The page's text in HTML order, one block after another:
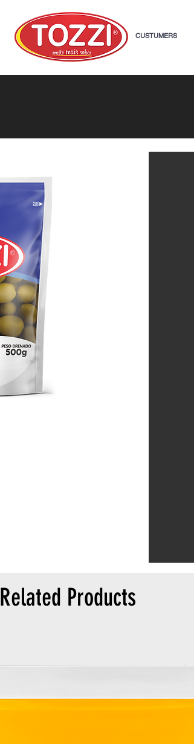
CUSTUMERS
Related Products